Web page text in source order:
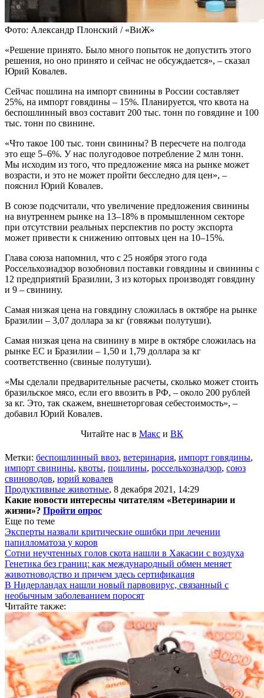
Фото: Александр Плонский / «ВиЖ»
«Решение принято. Было много попыток не допустить этого
решения, но оно принято и сейчас не обсуждается», – сказал
Юрий Ковалев.
Сейчас пошлина на импорт свинины в России составляет
25%, на импорт говядины – 15%. Планируется, что квота на
беспошлинный ввоз составит 200 тыс. тонн по говядине и 100
тыс. тонн по свинине.
«Что такое 100 тыс. тонн свинины? В пересчете на полгода
это еще 5–6%. У нас полугодовое потребление 2 млн тонн.
Мы исходим из того, что предложение мяса на рынке может
возрасти, и это не может пройти бесследно для цен», –
пояснил Юрий Ковалев.
В союзе подсчитали, что увеличение предложения свинины
на внутреннем рынке на 13–18% в промышленном секторе
при отсутствии реальных перспектив по росту экспорта
может привести к снижению оптовых цен на 10–15%.
Глава союза напомнил, что с 25 ноября этого года
Россельхознадзор возобновил поставки говядины и свинины с
12 предприятий Бразилии, 3 из которых производят говядину
и 9 – свинину.
Самая низкая цена на говядину сложилась в октябре на рынке
Бразилии – 3,07 доллара за кг (говяжьи полутуши).
Самая низкая цена на свинину в мире в октябре сложилась на
рынке ЕС и Бразилии – 1,50 и 1,79 доллара за кг
соответственно (свиные полутуши).
«Мы сделали предварительные расчеты, сколько может стоить
бразильское мясо, если его ввозить в РФ, – около 200 рублей
за кг. Это, так скажем, внешнеторговая себестоимость», –
добавил Юрий Ковалев.
Читайте нас в Макс и ВК
Метки: беспошлинный ввоз, ветеринария, импорт говядины,
импорт свинины, квоты, пошлины, россельхознадзор, союз
свиноводов, юрий ковалев
Продуктивные животные, 8 декабря 2021, 14:29
Какие новости интересны читателям «Ветеринарии и
жизни»? Пройти опрос
Еще по теме
Эксперты назвали критические ошибки при лечении
папилломатоза у коров
Сотни неучтенных голов скота нашли в Хакасии с воздуха
Генетика без границ: как международный обмен меняет
животноводство и причем здесь сертификация
В Нидерландах нашли новый парвовирус, связанный с
необычным заболеванием поросят
Читайте также: